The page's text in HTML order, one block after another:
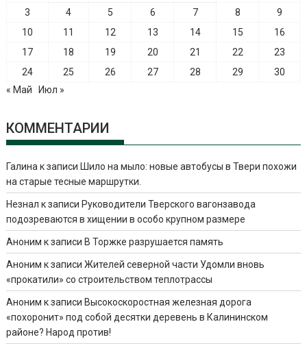
3
4 5 6 7 8
9
10
11 12 13 14 15
16
17
18 19 20 21 22
23
24
25 26 27 28 29
30
« Май
Июл »
КОММЕНТАРИИ
Галинак записи Шило на мыло: новые автобусы в Твери похожи
на старые тесные маршрутки.
Незнал к записи Руководители Тверского вагонзавода
подозреваются в хищении в особо крупном размере
Аноним к записи В Торжке разрушается память
Аноним к записиЖителей северной части Удомли вновь
«прокатили» со строительством теплотрассы
Аноним к записи Высокоскоростная железная дорога
«похоронит» под собой десятки деревень в Калининском
районе? Народ против!